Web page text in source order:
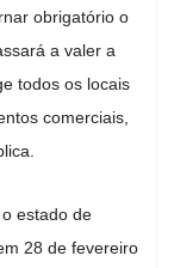
obrigatório o
a valer a
todos os locais
comerciais,
estado de
28 de fevereiro